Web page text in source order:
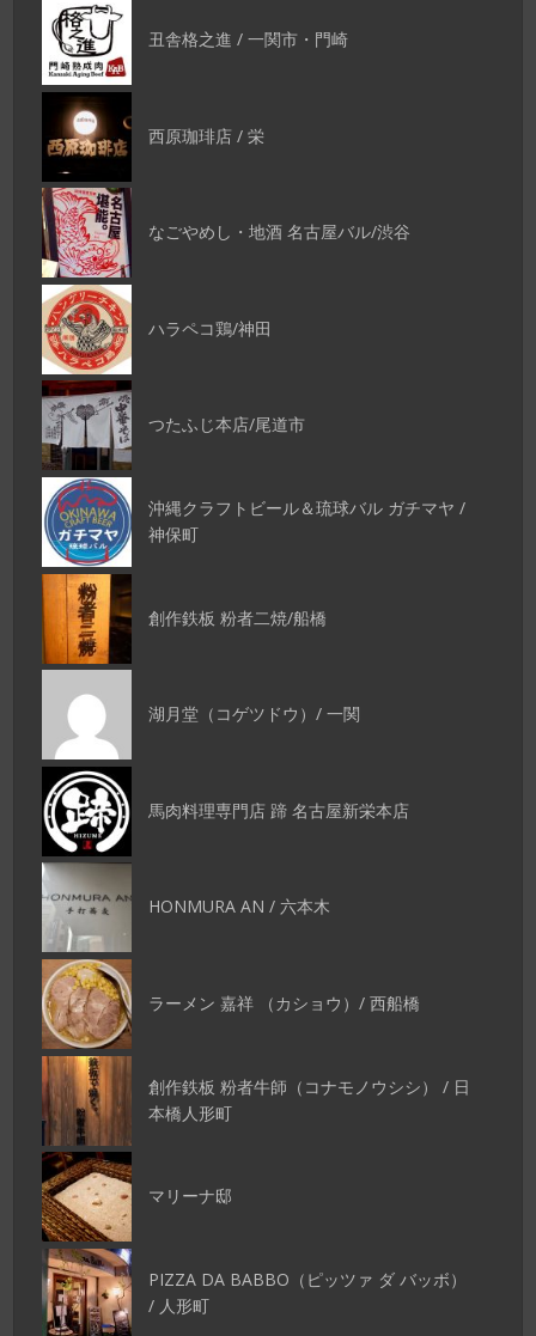
丑舎格之進 / 一関市・門崎
西原珈琲店 / 栄
なごやめし・地酒 名古屋バル/渋谷
ハラペコ鶏/神田
つたふじ本店/尾道市
沖縄クラフトビール＆琉球バル ガチマヤ /
神保町
創作鉄板 粉者二焼/船橋
湖月堂（コゲツドウ）/ 一関
馬肉料理専門店 蹄 名古屋新栄本店
HONMURA AN / 六本木
ラーメン 嘉祥 （カショウ）/ 西船橋
創作鉄板 粉者牛師（コナモノウシシ） / 日
本橋人形町
マリーナ邸
PIZZA DA BABBO（ピッツァ ダ バッボ）
/ 人形町